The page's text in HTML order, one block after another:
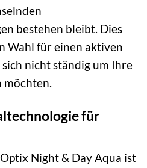
bestehen bleibt. Dies
Wahl für einen aktiven
sich nicht ständig um Ihre
möchten.
für
Night & Day Aqua ist